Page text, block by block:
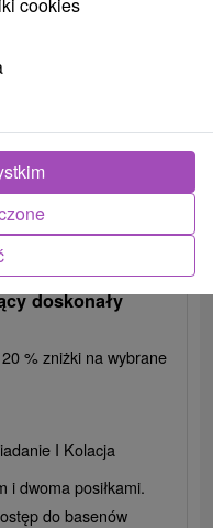
/noc/osoba
doskonały
% zniżki na wybrane
I Kolacja
i dwoma posiłkami.
do basenów